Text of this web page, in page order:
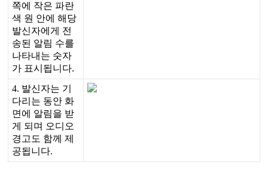
쪽에 작은 파란
색 원 안에 해 당
발신자에게 전
송된 알림 수를
나타내 는 숫자
가 표시 됩니 다.
4. 발신자는 기
다리 는 동안 화
면 에 알림을 받
게 되 며 오디 오
경 고 도 함께 제
공됩니 다.